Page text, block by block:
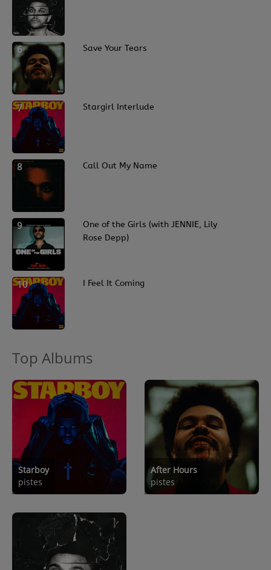
6 Save Your Tears
7 Stargirl Interlude
8 Call Out My Name
9
One of the Girls (with JENNIE, Lily
Rose Depp)
10 I Feel It Coming
Top Albums
Starboy
pistes
After Hours
pistes